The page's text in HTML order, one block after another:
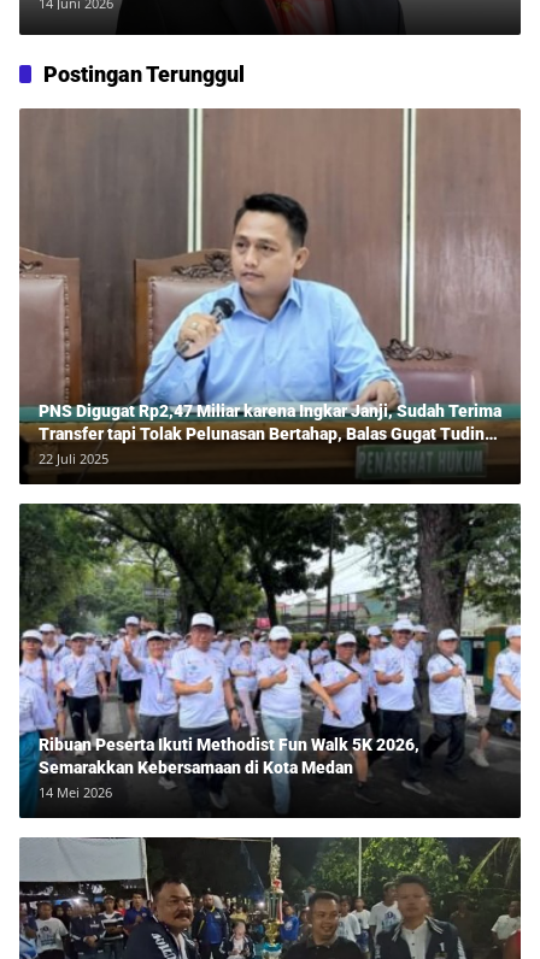
Postingan Terunggul
PNS Digugat Rp2,47 Miliar karena Ingkar Janji, Sudah Terima
Transfer tapi Tolak Pelunasan Bertahap, Balas Gugat Tuding
Lawan Tipu Rp850 Juta
22 Juli 2025
Ribuan Peserta Ikuti Methodist Fun Walk 5K 2026,
Semarakkan Kebersamaan di Kota Medan
14 Mei 2026